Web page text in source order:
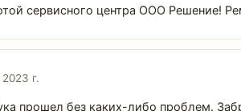
сервисного центра ООО Решение!
г.
прошел без каких-либо проблем.